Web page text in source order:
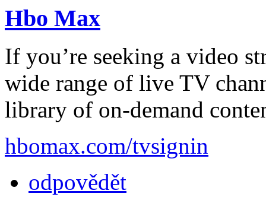
Hbo Max
If you’re seeking a video
wide range of live TV
library of on-demand
hbomax.com/tvsignin
odpovědět